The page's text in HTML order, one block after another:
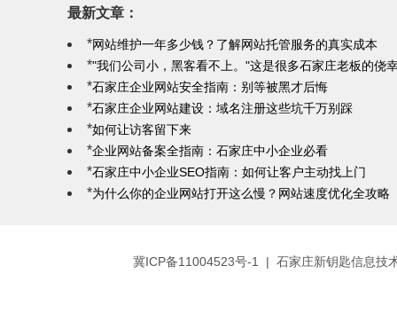
最新文章：
*网站维护一年多少钱？了解网站托管服务的真实成本
*"我们公司小，黑客看不上。"这是很多石家庄老板的侥
*石家庄企业网站安全指南：别等被黑才后悔
*石家庄企业网站建设：域名注册这些坑千万别踩
*如何让访客留下来
*企业网站备案全指南：石家庄中小企业必看
*石家庄中小企业SEO指南：如何让客户主动找上门
*为什么你的企业网站打开这么慢？网站速度优化全攻略
冀ICP备11004523号-1 | 石家庄新钥匙信息技